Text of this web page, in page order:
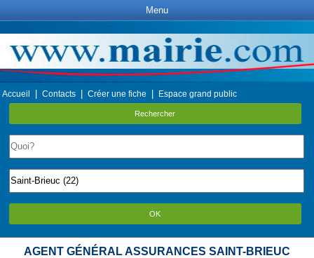
Menu
Accueil Contacts Créer une fiche Espace grand public
Rechercher
OK
AGENT GÉNÉRAL ASSURANCES SAINT-BRIEUC